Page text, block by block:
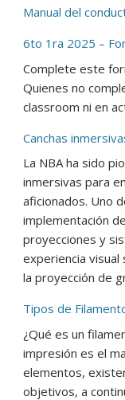
Manual del
6to 1ra 2025 –
Complete este
Quienes no
classroom ni en
Canchas
La NBA ha sido
inmersivas para
aficionados. Uno
implementación
proyecciones y
experiencia
la proyección de
Tipos de
¿Qué es un
impresión es el
elementos,
objetivos, a